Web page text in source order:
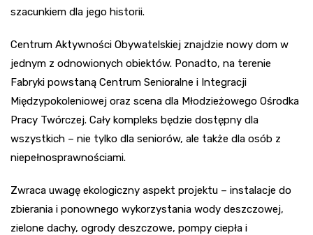
szacunkiem dla jego historii.
Centrum Aktywności Obywatelskiej znajdzie nowy dom w
jednym z odnowionych obiektów. Ponadto, na terenie
Fabryki powstaną Centrum Senioralne i Integracji
Międzypokoleniowej oraz scena dla Młodzieżowego Ośrodka
Pracy Twórczej. Cały kompleks będzie dostępny dla
wszystkich – nie tylko dla seniorów, ale także dla osób z
niepełnosprawnościami.
Zwraca uwagę ekologiczny aspekt projektu – instalacje do
zbierania i ponownego wykorzystania wody deszczowej,
zielone dachy, ogrody deszczowe, pompy ciepła i